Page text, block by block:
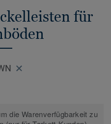
für
die Warenverfügbarkeit zu